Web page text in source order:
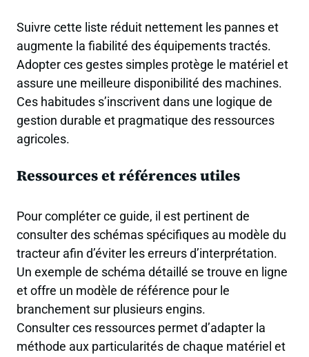
Suivre cette liste réduit nettement les pannes et
augmente la fiabilité des équipements tractés.
Adopter ces gestes simples protège le matériel et
assure une meilleure disponibilité des machines.
Ces habitudes s’inscrivent dans une logique de
gestion durable et pragmatique des ressources
agricoles.
Ressources et références utiles
Pour compléter ce guide, il est pertinent de
consulter des schémas spécifiques au modèle du
tracteur afin d’éviter les erreurs d’interprétation.
Un exemple de schéma détaillé se trouve en ligne
et offre un modèle de référence pour le
branchement sur plusieurs engins.
Consulter ces ressources permet d’adapter la
méthode aux particularités de chaque matériel et